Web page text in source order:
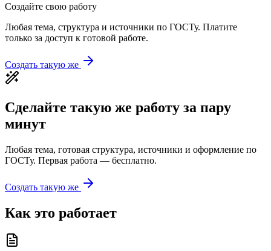
Создайте свою работу
Любая тема, структура и источники по ГОСТу. Платите
только за доступ к готовой работе.
Создать такую же
Сделайте такую же работу за пару
минут
Любая тема, готовая структура, источники и оформление по
ГОСТу. Первая работа — бесплатно.
Создать такую же
Как это работает